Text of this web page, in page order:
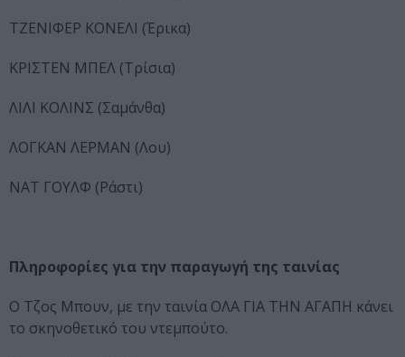
ΤΖΕΝΙΦΕΡ ΚΟΝΕΛΙ (Έρικα)
ΚΡΙΣΤΕΝ ΜΠΕΛ (Τρίσια)
ΛΙΛΙ ΚΟΛΙΝΣ (Σαμάνθα)
ΛΟΓΚΑΝ ΛΕΡΜΑΝ (Λου)
ΝΑΤ ΓΟΥΛΦ (Ράστι)
Πληροφορίες για την παραγωγή της ταινίας
Ο Τζος Μπουν, με την ταινία ΟΛΑ ΓΙΑ ΤΗΝ ΑΓΑΠΗ κάνει
το σκηνοθετικό του ντεμπούτο.